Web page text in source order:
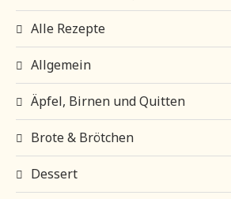
Alle Rezepte
Allgemein
Äpfel, Birnen und Quitten
Brote & Brötchen
Dessert